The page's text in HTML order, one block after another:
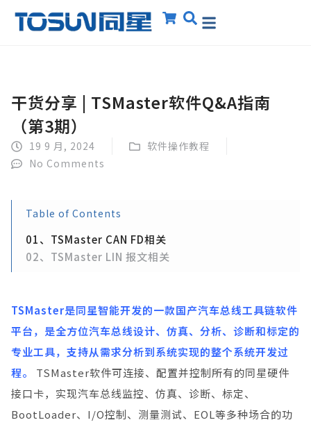
干货分享 | TSMaster软件Q&A指南
（第3期）
19 9 月, 2024
软件操作教程
No Comments
Table of Contents
01、TSMaster CAN FD相关
02、TSMaster LIN 报文相关
TSMaster是同星智能开发的一款国产汽车总线工具链软件
平台，是全方位汽车总线设计、仿真、分析、诊断和标定的
专业工具，支持从需求分析到系统实现的整个系统开发过
程。 TSMaster软件可连接、配置并控制所有的同星硬件
接口卡，实现汽车总线监控、仿真、诊断、标定、
BootLoader、I/O控制、测量测试、EOL等多种场合的功